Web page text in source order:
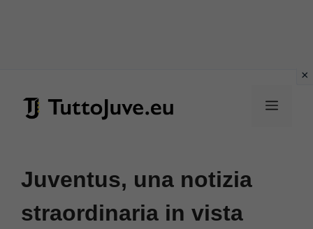
Menu
Juventus, una notizia
straordinaria in vista